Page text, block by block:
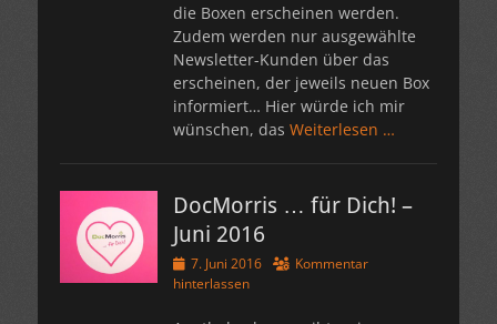
die Boxen erscheinen werden.
Zudem werden nur ausgewählte
Newsletter-Kunden über das
erscheinen, der jeweils neuen Box
informiert… Hier würde ich mir
wünschen, das Weiterlesen …
DocMorris … für Dich! –
Juni 2016
Veröffentlicht
am
7. Juni 2016
Kommentar
hinterlassen